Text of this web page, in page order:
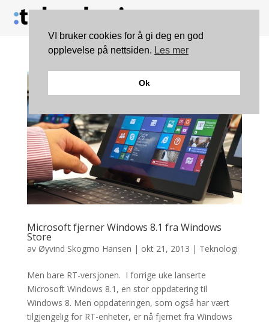
Microsoft fjerner Windows 8.1 fra Windows
Store
av Øyvind Skogmo Hansen | okt 21, 2013 | Teknologi
Men bare RT-versjonen. I forrige uke lanserte
Microsoft Windows 8.1, en stor oppdatering til
Windows 8. Men oppdateringen, som også har vært
tilgjengelig for RT-enheter, er nå fjernet fra Windows
VI bruker cookies for å gi deg en god
opplevelse på nettsiden. Les mer
Ok